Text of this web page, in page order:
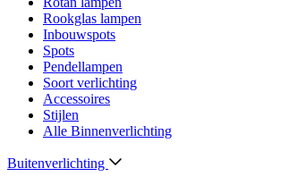
Rookglas lampen
Inbouwspots
Spots
Pendellampen
Soort verlichting
Accessoires
Stijlen
Alle Binnenverlichting
Buitenverlichting